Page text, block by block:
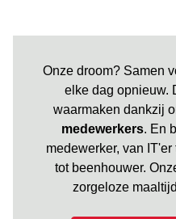
Onze droom? Samen
elke dag opnieuw.
waarmaken dankzij
medewerkers. En
medewerker, van
tot beenhouwer.
zorgeloze